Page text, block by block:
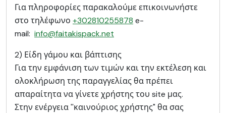
Για πληροφορίες παρακαλούμε επικοινωνήστε
στο τηλέφωνο +302810255878 e-
mail: info@faitakispack.net
2) Είδη γάμου και βάπτισης
Για την εμφάνιση των τιμών και την εκτέλεση και
ολοκλήρωση της παραγγελίας θα πρέπει
απαραίτητα να γίνετε χρήστης του site μας.
Στην ενέργεια ''καινούριος χρήστης" θα σας